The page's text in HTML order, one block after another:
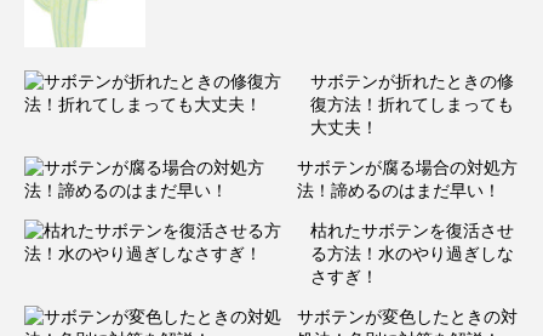
サボテンが折れたときの修
復方法！折れてしまっても
大丈夫！
サボテンが腐る場合の対処方
法！諦めるのはまだ早い！
枯れたサボテンを復活させ
る方法！水のやり過ぎしな
さすぎ！
サボテンが変色したときの対